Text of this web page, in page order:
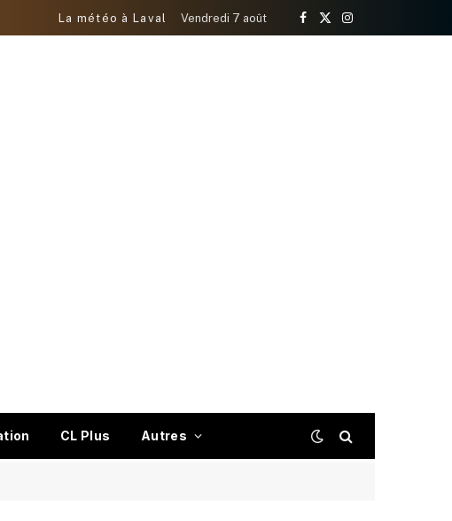
La météo à Laval Vendredi 7 août
Facebook
X
Instagram
CL Plus Autres